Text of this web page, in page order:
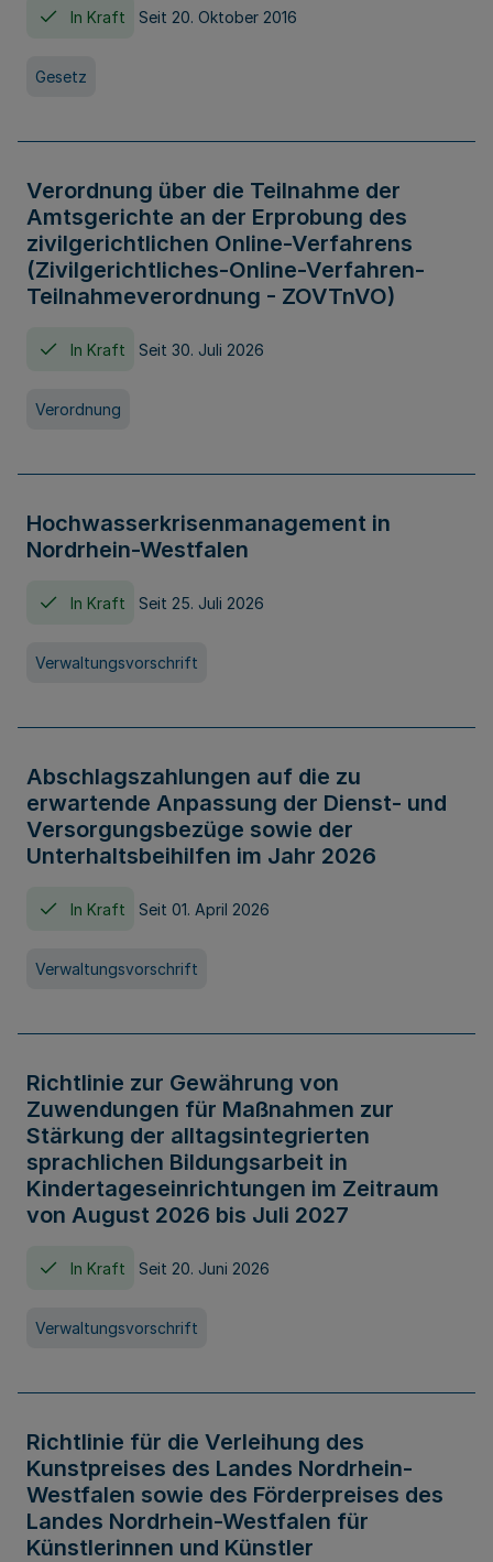
In Kraft Seit 20. Oktober 2016
Gesetz
Verordnung über die Teilnahme der
Amtsgerichte an der Erprobung des
zivilgerichtlichen Online-Verfahrens
(Zivilgerichtliches-Online-Verfahren-
Teilnahmeverordnung - ZOVTnVO)
In Kraft Seit 30. Juli 2026
Verordnung
Hochwasserkrisenmanagement in
Nordrhein-Westfalen
In Kraft Seit 25. Juli 2026
Verwaltungsvorschrift
Abschlagszahlungen auf die zu
erwartende Anpassung der Dienst- und
Versorgungsbezüge sowie der
Unterhaltsbeihilfen im Jahr 2026
In Kraft Seit 01. April 2026
Verwaltungsvorschrift
Richtlinie zur Gewährung von
Zuwendungen für Maßnahmen zur
Stärkung der alltagsintegrierten
sprachlichen Bildungsarbeit in
Kindertageseinrichtungen im Zeitraum
von August 2026 bis Juli 2027
In Kraft Seit 20. Juni 2026
Verwaltungsvorschrift
Richtlinie für die Verleihung des
Kunstpreises des Landes Nordrhein-
Westfalen sowie des Förderpreises des
Landes Nordrhein-Westfalen für
Künstlerinnen und Künstler